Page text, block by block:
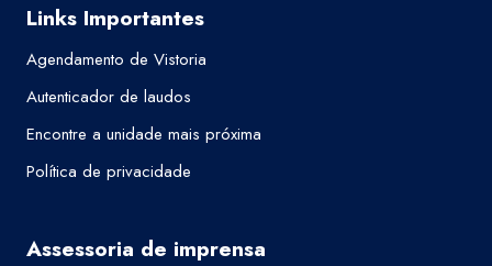
Links Importantes
Agendamento de Vistoria
Autenticador de laudos
Encontre a unidade mais próxima
Política de privacidade
Assessoria de imprensa